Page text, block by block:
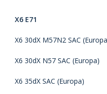
X6 E71
X6 30dX M57N2 SAC
X6 30dX N57 SAC (Europa)
X6 35dX SAC (Europa)